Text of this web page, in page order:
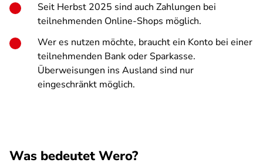
Seit Herbst 2025 sind auch Zahlungen bei
teilnehmenden Online-Shops möglich.
Wer es nutzen möchte, braucht ein Konto bei einer
teilnehmenden Bank oder Sparkasse.
Überweisungen ins Ausland sind nur
eingeschränkt möglich.
Was bedeutet Wero?